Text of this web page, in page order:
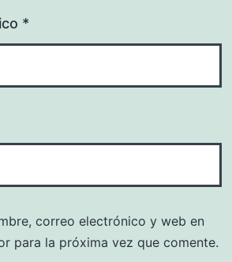
*
correo electrónico y web en
para la próxima vez que comente.